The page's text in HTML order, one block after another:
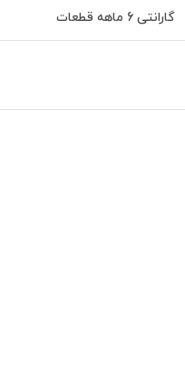
گارانتی 6 ماهه قطعات